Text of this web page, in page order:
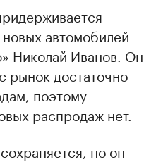
автомобилей
Николай Иванов. Он
рынок достаточно
поэтому
распродаж нет.
но он